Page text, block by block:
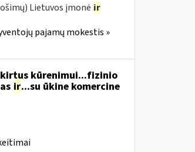
Lietuvos įmonė ir
pajamų mokestis »
kūrenimui...fizinio
ir...su ūkine komercine